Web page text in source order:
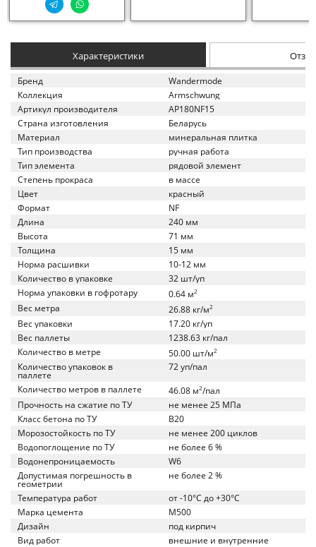
Характеристики
Бренд
Wandermode
Коллекция
Armschwung
Артикул производителя
AP180NF15
Страна изготовления
Беларусь
Материал
минеральная плитка
Тип производства
ручная работа
Тип элемента
рядовой элемент
Степень прокраса
в массе
Цвет
красный
Формат
NF
Длина
240 мм
Высота
71 мм
Толщина
15 мм
Норма расшивки
10-12 мм
Количество в упаковке
32 шт/уп
Норма упаковки в гофротару
0.64 м2
Вес метра 26.88 кг/м2
Вес упаковки
17.20 кг/уп
Вес паллеты
1238.63 кг/пал
Количество в метре
50.00 шт/м2
Количество упаковок в
паллете
72 уп/пал
Количество метров в паллете 46.08 м2/пал
Прочность на сжатие по ТУ
не менее 25 МПа
Класс бетона по ТУ
B20
Морозостойкость по ТУ
не менее 200 циклов
Водопоглощение по ТУ
не более 6 %
Водонепроницаемость
W6
Допустимая погрешность в
геометрии
не более 2 %
Температура работ
от -10°C до +30°C
Марка цемента
M500
Дизайн
под кирпич
Вид работ
внешние и внутренние